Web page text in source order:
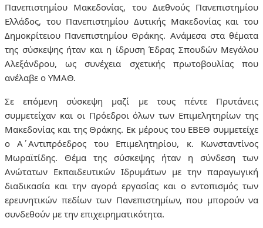
Πανεπιστημίου Μακεδονίας, του Διεθνούς Πανεπιστημίου
Ελλάδος, του Πανεπιστημίου Δυτικής Μακεδονίας και του
Δημοκρίτειου Πανεπιστημίου Θράκης. Ανάμεσα στα θέματα
της σύσκεψης ήταν και η ίδρυση Έδρας Σπουδών Μεγάλου
Αλεξάνδρου, ως συνέχεια σχετικής πρωτοβουλίας που
ανέλαβε ο ΥΜΑΘ.
Σε επόμενη σύσκεψη μαζί με τους πέντε Πρυτάνεις
συμμετείχαν και οι Πρόεδροι όλων των Επιμελητηρίων της
Μακεδονίας και της Θράκης. Εκ μέρους του ΕΒΕΘ συμμετείχε
ο Α΄Αντιπρόεδρος του Επιμελητηρίου, κ. Κωνσταντίνος
Μωραϊτίδης. Θέμα της σύσκεψης ήταν η σύνδεση των
Ανώτατων Εκπαιδευτικών Ιδρυμάτων με την παραγωγική
διαδικασία και την αγορά εργασίας και ο εντοπισμός των
ερευνητικών πεδίων των Πανεπιστημίων, που μπορούν να
συνδεθούν με την επιχειρηματικότητα.